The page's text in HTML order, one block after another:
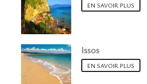
EN SAVOIR PLUS
Issos
EN SAVOIR PLUS